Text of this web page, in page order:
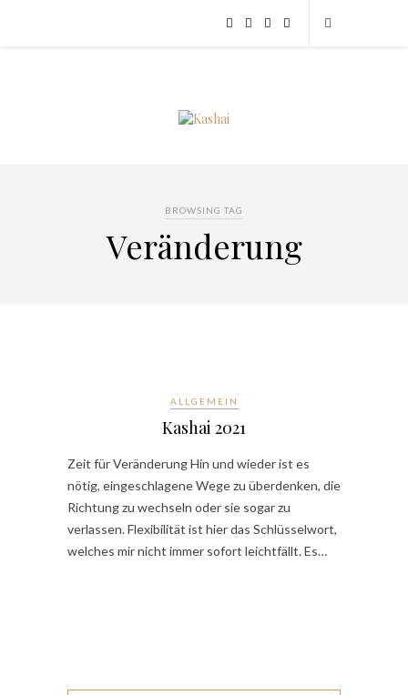
BROWSING TAG
Veränderung
ALLGEMEIN
Kashai 2021
Zeit für Veränderung Hin und wieder ist es
nötig, eingeschlagene Wege zu überdenken, die
Richtung zu wechseln oder sie sogar zu
verlassen. Flexibilität ist hier das Schlüsselwort,
welches mir nicht immer sofort leichtfällt. Es…